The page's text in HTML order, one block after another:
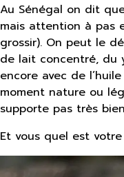
Au Sénégal on dit
mais attention à pas
grossir). On peut le
de lait concentré, du
encore avec de
moment nature ou
supporte pas très
Et vous quel est